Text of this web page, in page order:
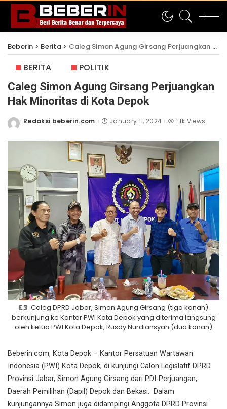
Beberin > Berita> Caleg Simon Agung Girsang Perjuangkan Hak Minoritas di Kota Depok
BERITA POLITIK
Caleg Simon Agung Girsang Perjuangkan
Hak Minoritas di Kota Depok
Posted
Redaksi beberin.com January 11, 2024 1.1k Views
Caleg DPRD Jabar, Simon Agung Girsang (tiga kanan)
berkunjung ke Kantor PWI Kota Depok yang diterima langsung
oleh ketua PWI Kota Depok, Rusdy Nurdiansyah (dua kanan)
Beberin.com, Kota Depok – Kantor Persatuan Wartawan
Indonesia (PWI) Kota Depok, di kunjungi Calon Legislatif DPRD
Provinsi Jabar, Simon Agung Girsang dari PDI-Perjuangan,
Daerah Pemilihan (Dapil) Depok dan Bekasi. Dalam
kunjungannya Simon juga didampingi Anggota DPRD Provinsi